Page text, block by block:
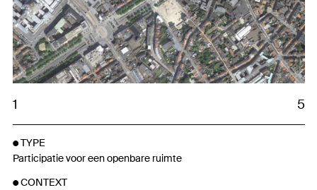
1 5
TYPE
Participatie voor een openbare ruimte
CONTEXT